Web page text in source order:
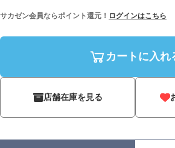
サカゼン会員ならポイント還元！ ログインはこちら
カートに入れ
店舗在庫を見る